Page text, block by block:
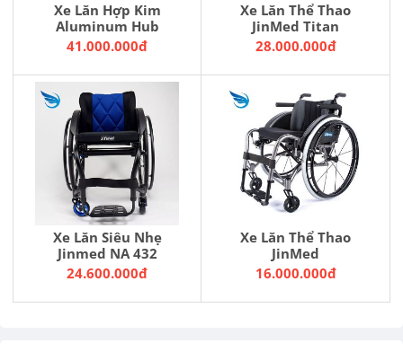
Xe Lăn Hợp Kim
Aluminum Hub
41.000.000đ
Xe Lăn Thể Thao
JinMed Titan
28.000.000đ
Xe Lăn Siêu Nhẹ
Jinmed NA 432
24.600.000đ
Xe Lăn Thể Thao
JinMed
16.000.000đ